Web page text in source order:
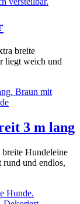
breite
liegt weich und
3 m lang
Hundeleine
rund und endlos,